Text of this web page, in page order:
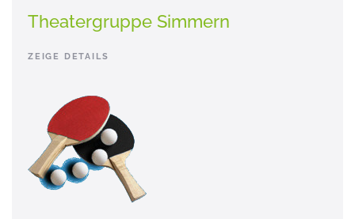
Theatergruppe Simmern
ZEIGE DETAILS